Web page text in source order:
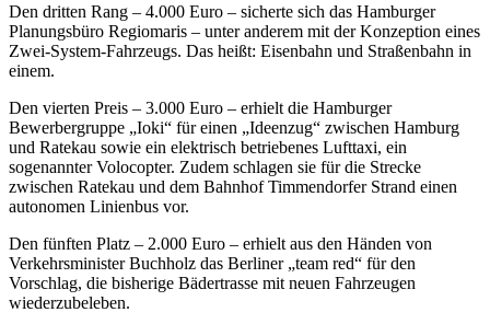
Den dritten Rang – 4.000 Euro – sicherte sich das Hamburger
Planungsbüro Regiomaris – unter anderem mit der Konzeption eines
Zwei-System-Fahrzeugs. Das heißt: Eisenbahn und Straßenbahn in
einem.
Den vierten Preis – 3.000 Euro – erhielt die Hamburger
Bewerbergruppe „Ioki“ für einen „Ideenzug“ zwischen Hamburg
und Ratekau sowie ein elektrisch betriebenes Lufttaxi, ein
sogenannter Volocopter. Zudem schlagen sie für die Strecke
zwischen Ratekau und dem Bahnhof Timmendorfer Strand einen
autonomen Linienbus vor.
Den fünften Platz – 2.000 Euro – erhielt aus den Händen von
Verkehrsminister Buchholz das Berliner „team red“ für den
Vorschlag, die bisherige Bädertrasse mit neuen Fahrzeugen
wiederzubeleben.